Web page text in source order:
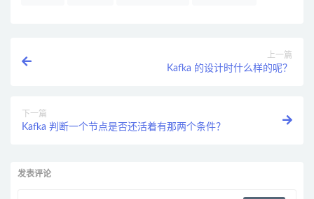
上一篇
Kafka 的设计时什么样的呢？
下一篇
Kafka 判断一个节点是否还活着有那两个条件？
发表评论